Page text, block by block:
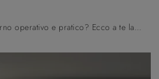
Vuoi allestire un soggiorno operativo e pratico? Ecco a te la parete attrezzata Unikawood 14 Fratelli Mirandola dalle forme decise moderne.